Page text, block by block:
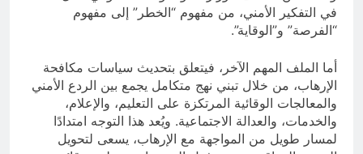
في التفكير الأمني، من مفهوم “الخطر” إلى مفهوم
“الفرصة” و”الوقاية”.
أما الملف المهم الآخر، فيتعلق بتحديث سياسات مكافحة
الإرهاب، من خلال تبني نهج متكامل يجمع بين الردع الأمني
والمعالجات الوقائية المرتكزة على التعليم، والإعلام،
والخدمات، والعدالة الاجتماعية. ويُعد هذا التوجه امتدادًا
لمسار طويل من المواجهة مع الإرهاب، يسعى لتحويل